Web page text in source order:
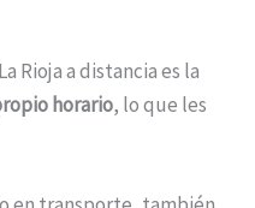
Rioja a distancia es la
horario, lo que les